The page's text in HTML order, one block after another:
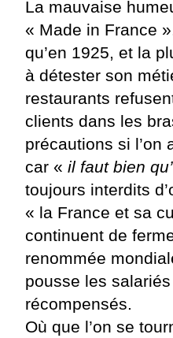
La mauvaise
« Made in France
qu’en 1925, et la
à détester son
restaurants
clients dans les
précautions si l’on
car « il faut bien
toujours interdits
« la France et sa
continuent de
renommée
pousse les
récompensés.
Où que l’on se